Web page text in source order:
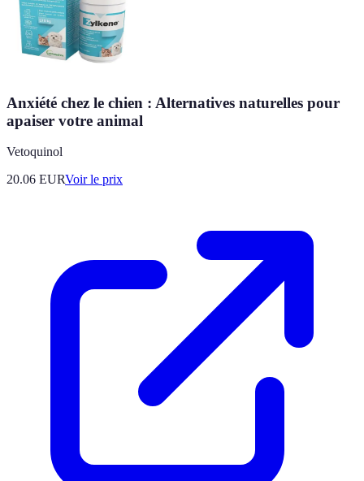
Anxiété chez le chien : Alternatives naturelles pour
apaiser votre animal
Vetoquinol
20.06 EURVoir le prix